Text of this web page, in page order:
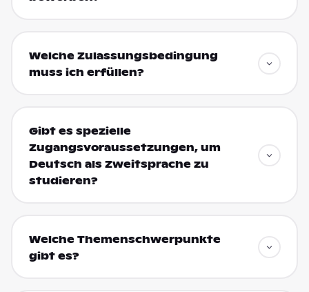
Welche Zulassungsbedingung
muss ich erfüllen?
Gibt es spezielle
Zugangsvoraussetzungen, um
Deutsch als Zweitsprache zu
studieren?
Welche Themenschwerpunkte
gibt es?